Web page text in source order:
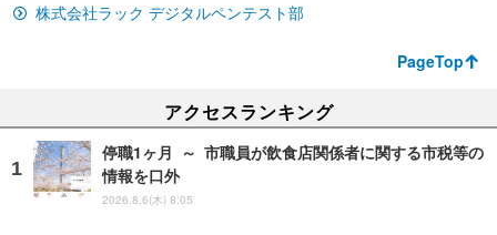
株式会社ラック デジタルペンテスト部
PageTop
アクセスランキング
停職1ヶ月 ～ 市職員が飲食店関係者に関する市税等の
情報を口外
2026.8.6(木) 8:05